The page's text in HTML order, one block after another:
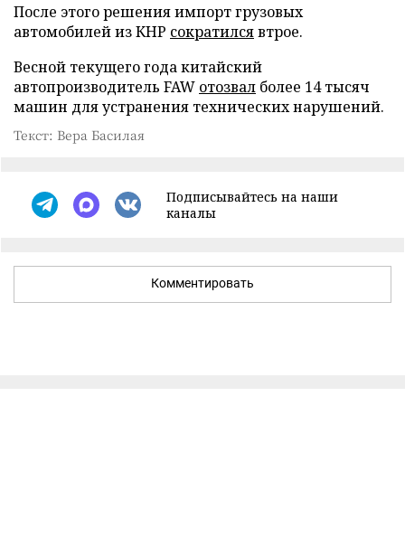
После этого решения импорт грузовых
автомобилей из КНР сократилсявтрое.
Весной текущего года китайский
автопроизводитель FAW отозвал более 14 тысяч
машин для устранения технических нарушений.
Текст: Вера Басилая
Подписывайтесь на наши
каналы
Комментировать